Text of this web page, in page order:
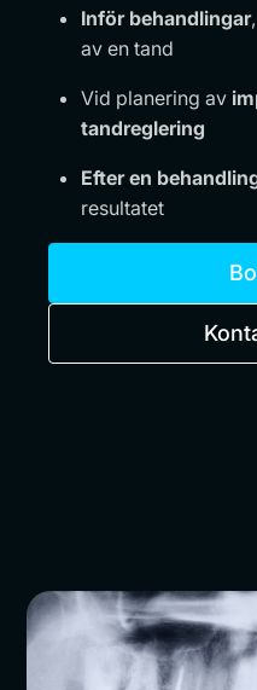
Inför behandlingar
av en tand
Vid planering av
tandreglering
Efter en
resultatet